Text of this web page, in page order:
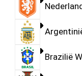
Brazilië